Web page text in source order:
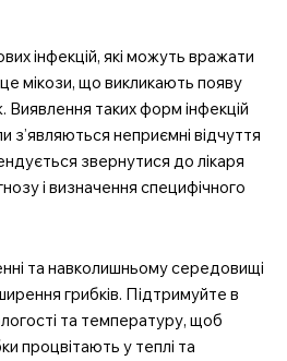
інфекцій, які можуть вражати
мікози, що викликають появу
Виявлення таких форм інфекцій
з’являються неприємні відчуття
звернутися до лікаря
і визначення специфічного
та навколишньому середовищі
грибків. Підтримуйте в
та температуру, щоб
процвітають у теплі та